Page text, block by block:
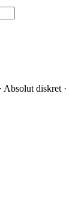
· Absolut diskret ·